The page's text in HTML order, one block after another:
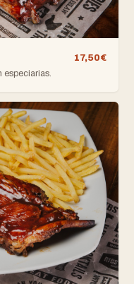
17,50€
especiarias.